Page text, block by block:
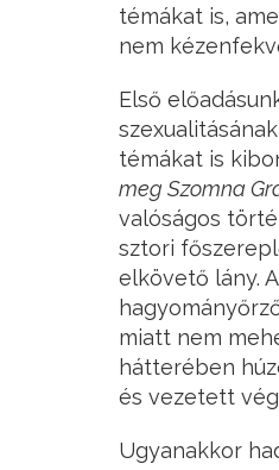
témákat is,
nem
Első
témákat is
meg Szomna
valóságos
sztori
elkövető lány.
miatt nem
hátterében
és vezetett
Ugyanakkor